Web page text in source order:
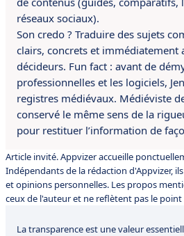
réseaux sociaux).
Son credo ? Traduire des sujets
clairs, concrets et immédiatement
décideurs. Fun fact : avant de
professionnelles et les logiciels,
registres médiévaux. Médiéviste
conservé le même sens de la
pour restituer l’information de
Article invité. Appvizer accueille
Indépendants de la rédaction d'Appvizer,
et opinions personnelles. Les propos
ceux de l'auteur et ne reflètent pas le point
La transparence est une valeur